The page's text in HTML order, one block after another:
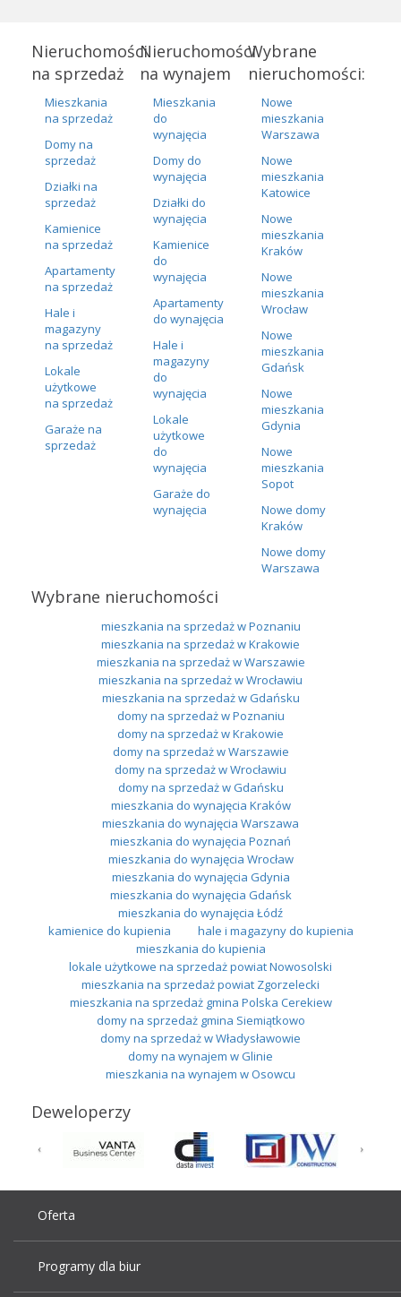
Nieruchomości
na sprzedaż
Mieszkania
na sprzedaż
Domy na
sprzedaż
Działki na
sprzedaż
Kamienice
na sprzedaż
Apartamenty
na sprzedaż
Hale i
magazyny
na sprzedaż
Lokale
użytkowe
na sprzedaż
Garaże na
sprzedaż
Nieruchomości
na wynajem
Mieszkania
do
wynajęcia
Domy do
wynajęcia
Działki do
wynajęcia
Kamienice
do
wynajęcia
Apartamenty
do wynajęcia
Hale i
magazyny
do
wynajęcia
Lokale
użytkowe
do
wynajęcia
Garaże do
wynajęcia
Wybrane
nieruchomości:
Nowe
mieszkania
Warszawa
Nowe
mieszkania
Katowice
Nowe
mieszkania
Kraków
Nowe
mieszkania
Wrocław
Nowe
mieszkania
Gdańsk
Nowe
mieszkania
Gdynia
Nowe
mieszkania
Sopot
Nowe domy
Kraków
Nowe domy
Warszawa
Wybrane nieruchomości
mieszkania na sprzedaż w Poznaniu
mieszkania na sprzedaż w Krakowie
mieszkania na sprzedaż w Warszawie
mieszkania na sprzedaż w Wrocławiu
mieszkania na sprzedaż w Gdańsku
domy na sprzedaż w Poznaniu
domy na sprzedaż w Krakowie
domy na sprzedaż w Warszawie
domy na sprzedaż w Wrocławiu
domy na sprzedaż w Gdańsku
mieszkania do wynajęcia Kraków
mieszkania do wynajęcia Warszawa
mieszkania do wynajęcia Poznań
mieszkania do wynajęcia Wrocław
mieszkania do wynajęcia Gdynia
mieszkania do wynajęcia Gdańsk
mieszkania do wynajęcia Łódź
kamienice do kupienia
hale i magazyny do kupienia
mieszkania do kupienia
lokale użytkowe na sprzedaż powiat Nowosolski
mieszkania na sprzedaż powiat Zgorzelecki
mieszkania na sprzedaż gmina Polska Cerekiew
domy na sprzedaż gmina Siemiątkowo
domy na sprzedaż w Władysławowie
domy na wynajem w Glinie
mieszkania na wynajem w Osowcu
Deweloperzy
Oferta
Programy dla biur